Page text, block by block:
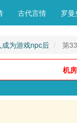
古代言情 罗曼
成为游戏npc后 第
机